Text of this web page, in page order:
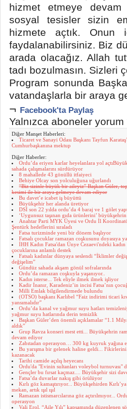
hizmet etmeye
sosyal tesisler sizin
hizmete açtık. Onun
faydalanabilirsiniz. Biz
arada olacağız. Allah
tadı bozulmasın. Sizleri
Program sonunda
vatandaşlarla bir araya
¬ Facebook'ta Paylaş
Yalnızca aboneler
Diğer Manşet Haberleri:
Ticaret ve Sanayi Odası Başkanı Tayfun
Cumhurbaşkanına mektup
Diğer Haberler:
Ordu’da eriyen karlar heyelanlara yol
sahada çalışmalarını sürdürüyor
8 mahallede 43 gönüllü itfaiyeci
Behiye Olcay son yolculuğuna uğurlandı
“Biz sizinle büyük bir aileyiz” Başkan Güler,
kesimi ile bir araya gelmeye devam ediyor
Bu davet’e icabet iş büyüttü
Büyükşehir her alanda üretiyor
DSİ son 22 yılda ordu’da 4 baraj ve 1 gölet
‘Uygunsuz taşınan gıda ürünlerini’
Anahtar Parti MYK Üyesi ve Ordu İl
Şentürk hedeflerini sıraladı
Fatsa turizminde yeni bir dönem başlıyor
Fatsalı çocuklar ramazan coşkusunu doyasıya
İHH Kadın Fatsa'dan Ünye Cezaevi'ndeki
çocuklarına anlamlı destek
Fatsalı kadınlar dünyaya seslendi “İklimler
değişelim”
Gündüz sahada akşam gönül sofralarında
Ordu’da ramazan coşkuyla yaşanıyor..
Kadın isterse... Tek eliyle ilmek ilmek işliyor
Kadir İnanır, Karadeniz’in incisi Fatsa’nın
Milli Emlak bilgilendirmede bulundu
(OTSO) başkanı Karlıbel “Faiz indirimi ticari
yansımalıdır”
Ordu’da kanal ve yağmur suyu hatları
yağmur suyu hatlarında derin temizlik
Başkan Güler’den önemli açıklamalar “1.1
aldık”
Grup Ravza konseri mest etti... Büyükşehrin
devam ediyor
Zabıtadan operasyon… 300 kg kuyruk yağına
Bu yarışma bir gelenek haline geldi...
kazanacak
Tarihi camide açılış heyecanı
Ordu'da "Evinin sultanları voleybol turnuvası"
Gençler bu fırsat kaçmaz.... Büyükşehir sizi
Fatsa’da duvarlar nakış gibi örülüyor
Kırlı göz kamaştırıyor... Büyükşehirden
mekan, artık ışıl ışıl
Ramazan istismarcılarına göz açtırılmıyor...
operasyon
Vali Erol, “Aile Yılı” kapsamında düzenlenen